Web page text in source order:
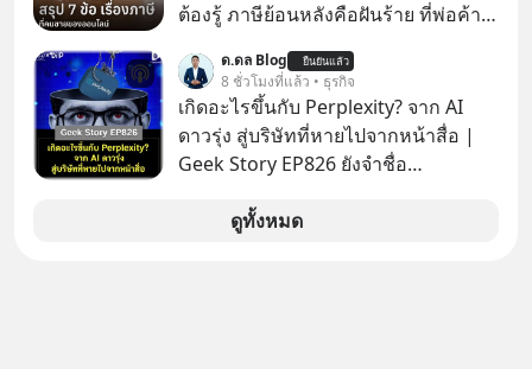
ต้องรู้ ภาษีย้อนหลังคือฝันร้าย ที่พ่อค้า
ด.ดล Blog ยืนยันแล้ว
8 ชั่วโมงที่แล้ว • ธุรกิจ
เกิดอะไรขึ้นกับ Perplexity? จาก AI
ดาวรุ่ง สู่บริษัทที่หายไปจากหน้าสื่อ |
Geek Story EP826 ยังจำชื่อ
เคยถูกยกไปเทียบชั้นกับยักษ์ใหญ่อย่าง
ดูทั้งหมด